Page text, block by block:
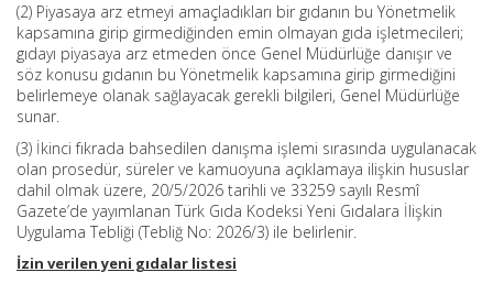
(2) Piyasaya arz etmeyi amaçladıkları bir gıdanın bu Yönetmelik
kapsamına girip girmediğinden emin olmayan gıda işletmecileri;
gıdayı piyasaya arz etmeden önce Genel Müdürlüğe danışır ve
söz konusu gıdanın bu Yönetmelik kapsamına girip girmediğini
belirlemeye olanak sağlayacak gerekli bilgileri, Genel Müdürlüğe
sunar.
(3) İkinci fıkrada bahsedilen danışma işlemi sırasında uygulanacak
olan prosedür, süreler ve kamuoyuna açıklamaya ilişkin hususlar
dahil olmak üzere, 20/5/2026 tarihli ve 33259 sayılı Resmî
Gazete’de yayımlanan Türk Gıda Kodeksi Yeni Gıdalara İlişkin
Uygulama Tebliği (Tebliğ No: 2026/3) ile belirlenir.
İzin verilen yeni gıdalar listesi